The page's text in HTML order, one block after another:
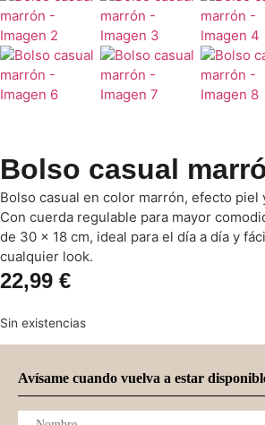
Bolso casual
Bolso casual en color marrón, efecto piel
Con cuerda regulable para mayor
de 30 x 18 cm, ideal para el día a día y
cualquier look.
22,99 €
Sin existencias
Avísame cuando vuelva a estar